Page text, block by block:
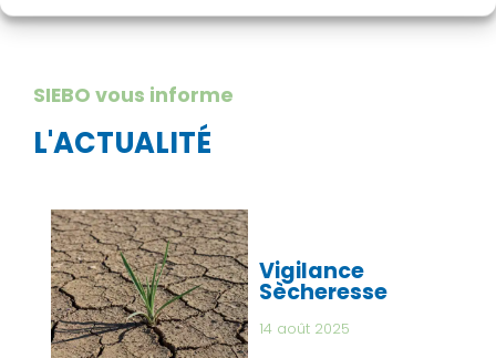
SIEBO vous informe
L'ACTUALITÉ
Vigilance
Sècheresse
14 août 2025